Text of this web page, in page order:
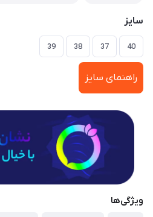
سایز
40
37
38
39
راهنمای سایز
ویژگی‌ها